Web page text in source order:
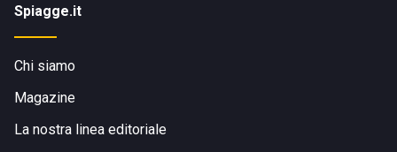
Spiagge.it
Chi siamo
Magazine
La nostra linea editoriale